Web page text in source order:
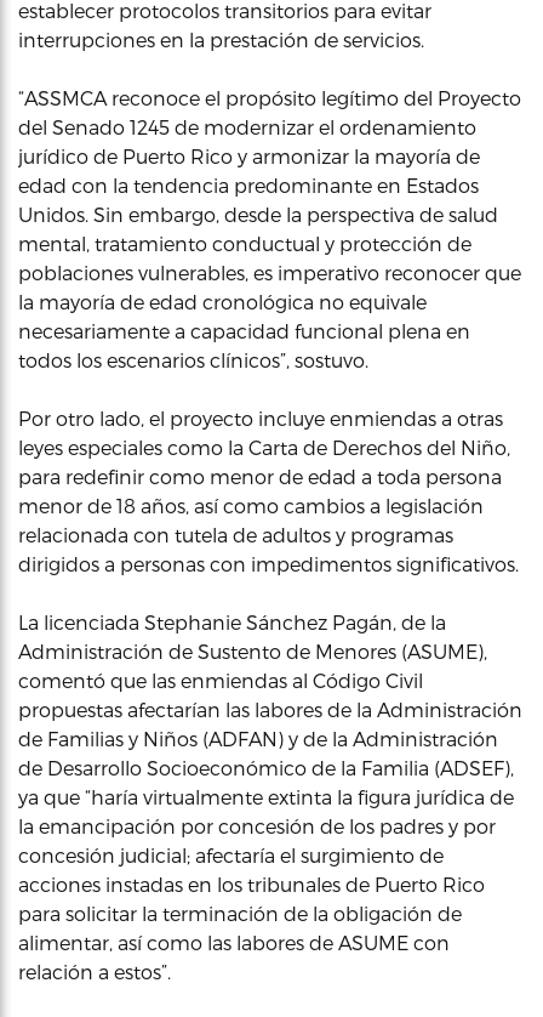
establecer protocolos transitorios para evitar
interrupciones en la prestación de servicios.
“ASSMCA reconoce el propósito legítimo del Proyecto
del Senado 1245 de modernizar el ordenamiento
jurídico de Puerto Rico y armonizar la mayoría de
edad con la tendencia predominante en Estados
Unidos. Sin embargo, desde la perspectiva de salud
mental, tratamiento conductual y protección de
poblaciones vulnerables, es imperativo reconocer que
la mayoría de edad cronológica no equivale
necesariamente a capacidad funcional plena en
todos los escenarios clínicos”, sostuvo.
Por otro lado, el proyecto incluye enmiendas a otras
leyes especiales como la Carta de Derechos del Niño,
para redefinir como menor de edad a toda persona
menor de 18 años, así como cambios a legislación
relacionada con tutela de adultos y programas
dirigidos a personas con impedimentos significativos.
La licenciada Stephanie Sánchez Pagán, de la
Administración de Sustento de Menores (ASUME),
comentó que las enmiendas al Código Civil
propuestas afectarían las labores de la Administración
de Familias y Niños (ADFAN) y de la Administración
de Desarrollo Socioeconómico de la Familia (ADSEF),
ya que “haría virtualmente extinta la figura jurídica de
la emancipación por concesión de los padres y por
concesión judicial; afectaría el surgimiento de
acciones instadas en los tribunales de Puerto Rico
para solicitar la terminación de la obligación de
alimentar, así como las labores de ASUME con
relación a estos”.